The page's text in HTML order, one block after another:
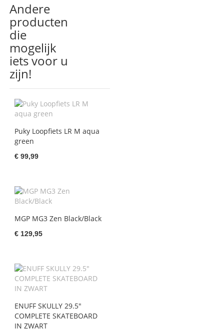
Andere
producten
die
mogelijk
iets voor u
zijn!
Puky Loopfiets LR M aqua
green
€ 99,99
MGP MG3 Zen Black/Black
€ 129,95
ENUFF SKULLY 29.5"
COMPLETE SKATEBOARD
IN ZWART